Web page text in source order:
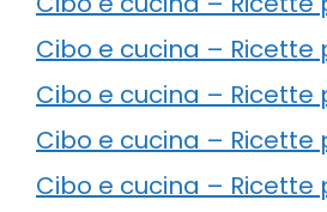
Cibo e cucina –
Cibo e cucina – Ricette
Cibo e cucina – Ricette
Cibo e cucina –